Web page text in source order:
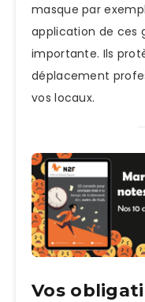
masque par
application de ces
importante. Ils
déplacement
vos locaux.
Vos